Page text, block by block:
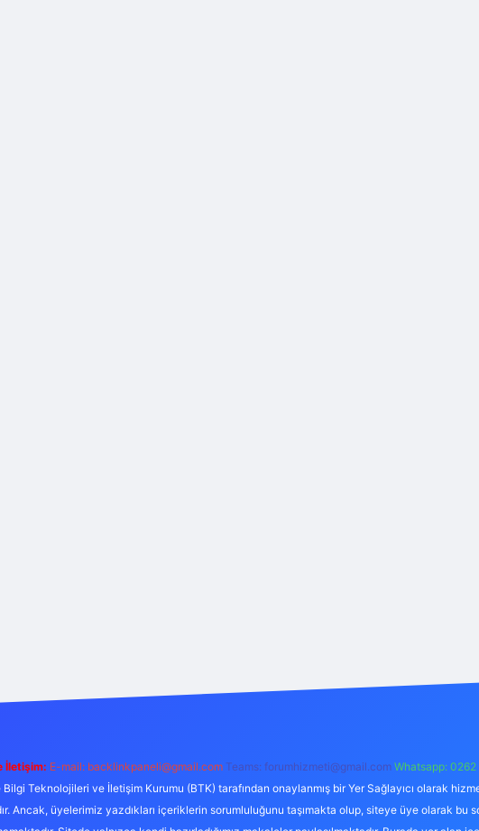
İletişim: E-mail: backlinkpaneli@gmail.com Teams: forumhizmeti@gmail.com Whatsapp:
Bilgi Teknolojileri ve İletişim Kurumu (BTK) tarafından onaylanmış bir Yer Sağlayıcı olarak
Ancak, üyelerimiz yazdıkları içeriklerin sorumluluğunu taşımakta olup, siteye üye olarak bu